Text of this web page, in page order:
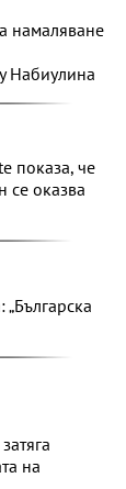
намаляване
Набиулина
показа, че
се оказва
на